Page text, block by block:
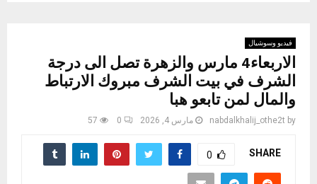
فيديو وسوشيال
الاربعاء4 مارس والزهرة تصل الى درجة
الشرف في بيت الشرف مبروك الارتباط
والمال لمن تابعو هبا
by
nabdalkhalij_othe2t مارس 4, 2026 0
57
SHARE
0